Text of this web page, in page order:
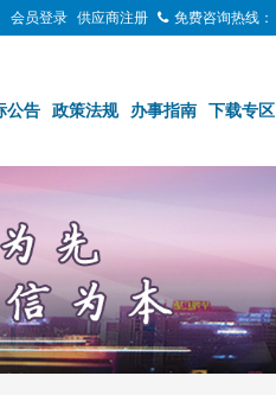
会员登录 供应商注册 免费咨询热线：
公告 政策法规 办事指南 下载专区